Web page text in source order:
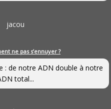
jacou
ne pas s’ennuyer ?
: de notre ADN double à notre
total...